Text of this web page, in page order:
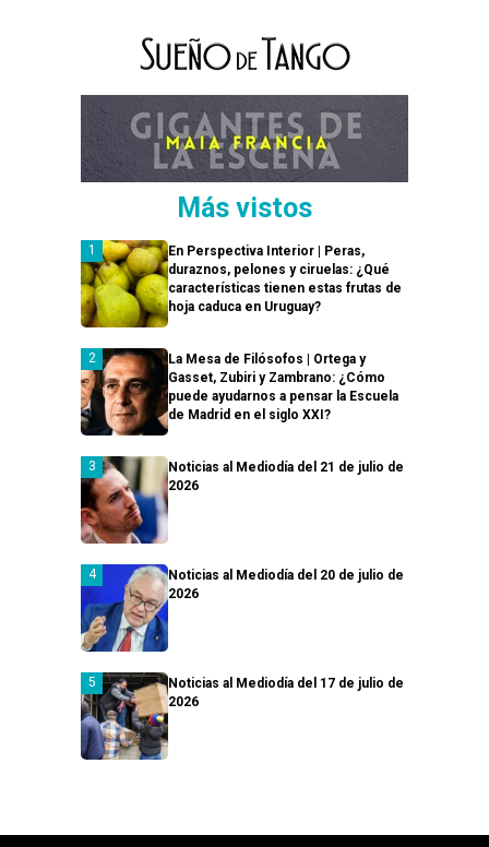
Más vistos
En Perspectiva Interior | Peras,
duraznos, pelones y ciruelas: ¿Qué
características tienen estas frutas de
hoja caduca en Uruguay?
La Mesa de Filósofos | Ortega y
Gasset, Zubiri y Zambrano: ¿Cómo
puede ayudarnos a pensar la Escuela
de Madrid en el siglo XXI?
Noticias al Mediodía del 21 de julio de
2026
Noticias al Mediodía del 20 de julio de
2026
Noticias al Mediodía del 17 de julio de
2026